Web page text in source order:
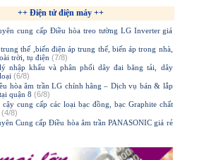
++ Điện tử điện máy ++
cung cấp Điều hòa treo tường LG Inverter giá
thế ,biến điện áp trung thế, biến áp trong nhà,
trời, tụ điện (7/8)
nhập khẩu và phân phối dây đai băng tải, dây
(6/8)
hòa âm trần LG chính hãng – Dịch vụ bán & lắp
quận 8 (6/8)
cung cấp các loại bạc đồng, bạc Graphite chất
(4/8)
Cung cấp Điều hòa âm trần PANASONIC giá rẻ